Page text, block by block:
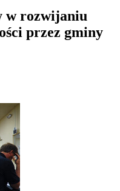
w rozwijaniu
przez gminy